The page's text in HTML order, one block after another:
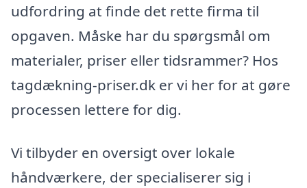
udfordring at finde det rette firma til
opgaven. Måske har du spørgsmål om
materialer, priser eller tidsrammer? Hos
tagdækning-priser.dk er vi her for at gøre
processen lettere for dig.
Vi tilbyder en oversigt over lokale
håndværkere, der specialiserer sig i